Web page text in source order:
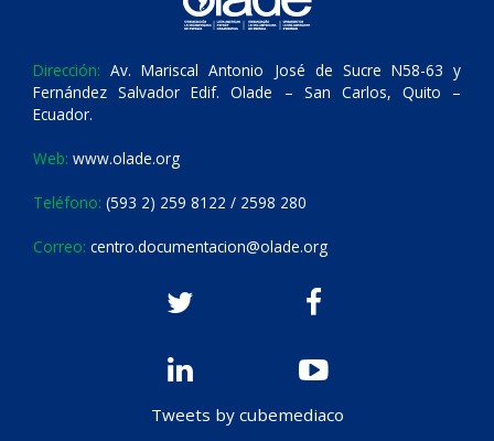
Dirección: Av. Mariscal Antonio José de Sucre N58-63 y
Fernández Salvador Edif. Olade – San Carlos, Quito –
Ecuador.
Web: www.olade.org
Teléfono: (593 2) 259 8122 / 2598 280
Correo: centro.documentacion@olade.org
Tweets by cubemediaco